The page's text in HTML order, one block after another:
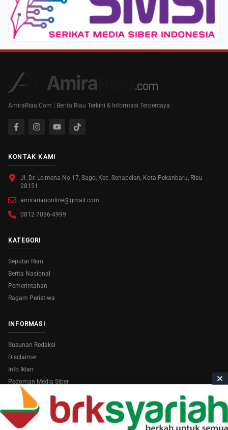
AmiraRiau.Com | Berita Riau Terkini & Informasi Terpercaya
KONTAK KAMI
Jl. Dr. Leimena No.17, Sago, Kec. Senapelan, Kota Pekanbaru, Riau
28151
amirariauonline@gmail.com
0812-7036-4999
KATEGORI
Seputar Riau
Berita Nasional
Pemerintahan
Ragam Peristiwa
INFORMASI
Susunan Redaksi
Disclaimer
Info Iklan
Pedoman Media Siber
Copyright © 2026 AmiraRiau.com . All Rights Reserved.